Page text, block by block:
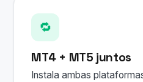
🔁
MT4 + MT5 juntos
Instala ambas